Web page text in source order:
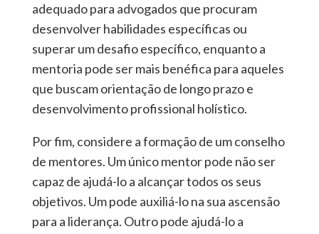
adequado para advogados que procuram
desenvolver habilidades específicas ou
superar um desafio específico, enquanto a
mentoria pode ser mais benéfica para aqueles
que buscam orientação de longo prazo e
desenvolvimento profissional holístico.
Por fim, considere a formação de um conselho
de mentores. Um único mentor pode não ser
capaz de ajudá-lo a alcançar todos os seus
objetivos. Um pode auxiliá-lo na sua ascensão
para a liderança. Outro pode ajudá-lo a